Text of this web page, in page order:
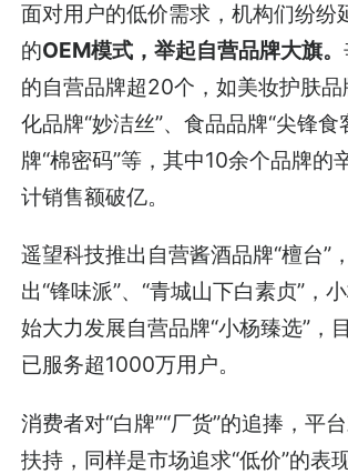
面对用户的低价需求，机构们纷纷
的OEM模式，举起自营品牌大旗。
的自营品牌超20个，如美妆护肤品
化品牌“妙洁丝”、食品品牌“尖锋食
牌“棉密码”等，其中10余个品牌的
计销售额破亿。
遥望科技推出自营酱酒品牌“檀台”
出“锋味派”、“青城山下白素贞”，
始大力发展自营品牌“小杨臻选”，
已服务超1000万用户。
消费者对“白牌”“厂货”的追捧，平
扶持，同样是市场追求“低价”的表